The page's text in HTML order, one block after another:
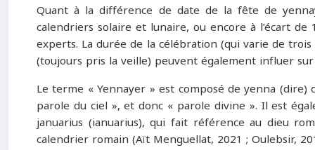
Quant à la différence de date de la fête de
calendriers solaire et lunaire, ou encore à l’écart
experts. La durée de la célébration (qui varie de
(toujours pris la veille) peuvent également influer
Le terme « Yennayer » est composé de yenna
parole du ciel », et donc « parole divine ». Il est
januarius (ianuarius), qui fait référence au dieu
calendrier romain (Aït Menguellat, 2021 ; Oulebsir,